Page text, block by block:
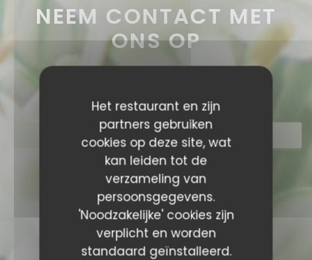
Het restaurant en zijn
partners gebruiken
cookies op deze site, wat
kan leiden tot de
verzameling van
persoonsgegevens.
'Noodzakelijke' cookies zijn
verplicht en worden
standaard geïnstalleerd.
NEEM CONTACT MET
ONS OP
RESERVEER EEN TAFEL